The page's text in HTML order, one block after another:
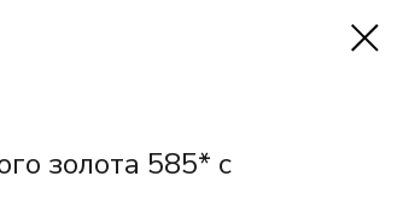
золота 585* с